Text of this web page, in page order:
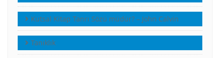
Kutsal Kitap Tanrı Sözü müdür? – John Calvin
Tanıklık